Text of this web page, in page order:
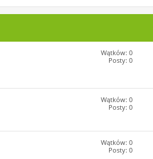
Wątków: 0
Posty: 0
Wątków: 0
Posty: 0
Wątków: 0
Posty: 0